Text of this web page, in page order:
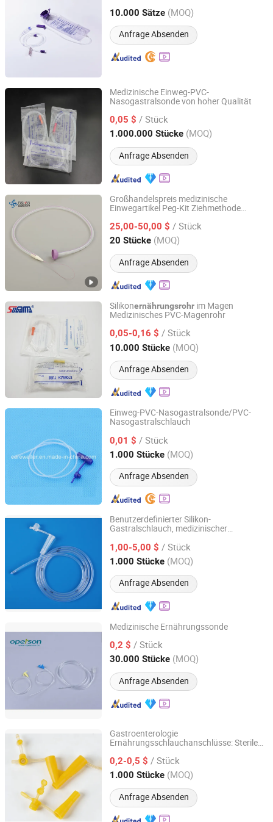
10.000 Sätze (MOQ)
Anfrage Absenden
Shandong, China Seit 2021
Medizinische Einweg-PVC-
Nasogastralsonde von hoher Qualität
0,05 $ / Stück
1.000.000 Stücke (MOQ)
Anfrage Absenden
Qingdao Hiprove Medical Technologies Co., Ltd.
Shandong, China Seit 2016
Großhandelspreis medizinische
Einwegartikel Peg-Kit Ziehmethode
Röhre der Endoskopie enterale Ernährung
G-Tube-Kit Größe 24fr Enfit
25,00-50,00 $ / Stück
20 Stücke (MOQ)
Anfrage Absenden
Hangzhou Fushan Medical Appliances Co., Ltd.
Zhejiang, China Seit 2022
Silikonernährungsrohr im Magen
Medizinisches PVC-Magenrohr
0,05-0,16 $ / Stück
10.000 Stücke (MOQ)
Anfrage Absenden
Yangzhou Super Union Import & Export Co., Ltd.
Jiangsu, China Seit 2020
Einweg-PVC-Nasogastralsonde/PVC-
Nasogastralschlauch
0,01 $ / Stück
1.000 Stücke (MOQ)
Anfrage Absenden
Shandong, China Seit 2016
Benutzerdefinierter Silikon-
Gastralschlauch, medizinischer
Ernährung, weicher flexibler NG-Schlauch
mit radiopaker Linie, Einmalgebrauch
1,00-5,00 $ / Stück
1.000 Stücke (MOQ)
Anfrage Absenden
Shenzhen Kingod Silicone Products Co., Ltd
Guangdong, China Seit 2025
Medizinische Ernährungssonde
0,2 $ / Stück
30.000 Stücke (MOQ)
Anfrage Absenden
Changzhou Operson Imp. and Exp. Co., Ltd.
Jiangsu, China Seit 2007
Gastroenterologie
Ernährungsschlauchanschlüsse: Sterile
0,2-0,5 $ / Stück
1.000 Stücke (MOQ)
Anfrage Absenden
Guangdong Power on Mould Co., Ltd.
Guangdong, China Seit 2025